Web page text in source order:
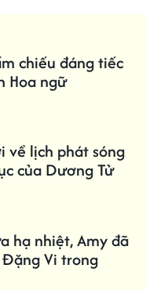
chiếu đáng tiếc
Hoa ngữ
về lịch phát sóng
của Dương Tử
hạ nhiệt, Amy đã
Vi trong